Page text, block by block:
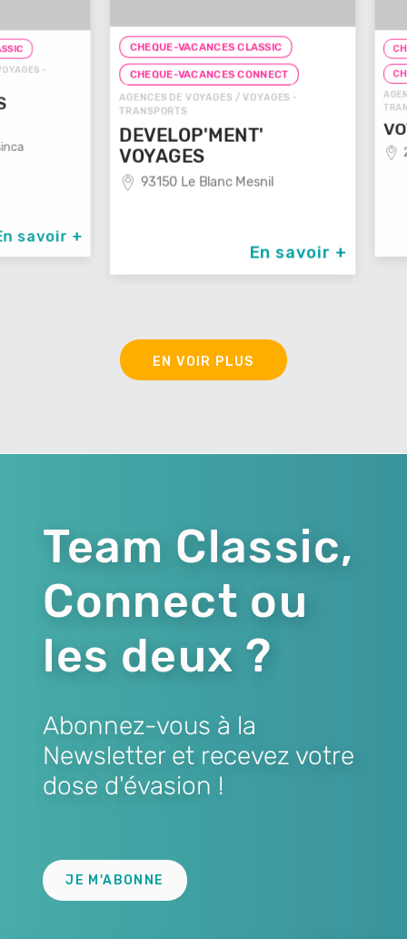
-
+
CHEQUE-VACANCES CLASSIC
CHEQUE-VACANCES CONNECT
AGENCES DE VOYAGES / VOYAGES -
TRANSPORTS
DEVELOP'MENT'
VOYAGES
93150 Le Blanc Mesnil
En savoir +
AGENCES
EN VOIR PLUS
Team Classic,
Connect ou
les deux ?
Abonnez-vous à la
Newsletter et recevez votre
dose d'évasion !
JE M'ABONNE